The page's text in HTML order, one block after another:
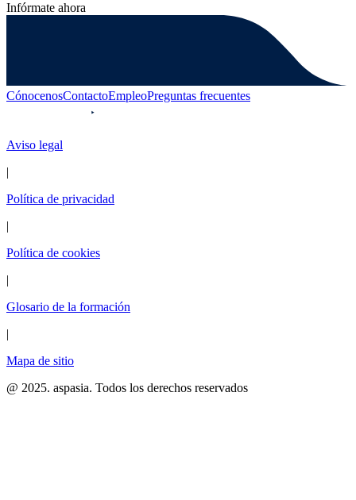
Infórmate ahora
CónocenosContactoEmpleoPreguntas frecuentes
Aviso legal
|
Política de privacidad
|
Política de cookies
|
Glosario de la formación
|
Mapa de sitio
@ 2025. aspasia. Todos los derechos reservados